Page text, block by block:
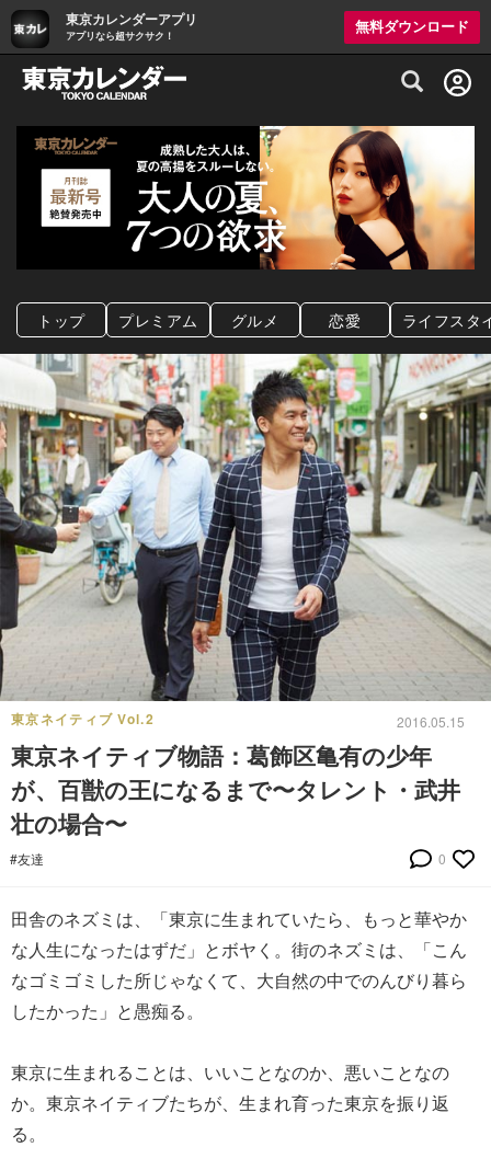
東京カレンダーアプリ
アプリなら超サクサク！
無料ダウンロード
グルメ情報・プレミアムレストラン予約
トップ プレミアム グルメ 恋愛 ライフスタ
東京ネイティブ Vol.2 2016.05.15
東京ネイティブ物語：葛飾区亀有の少年
が、百獣の王になるまで〜タレント・武井
壮の場合〜
#友達 0
田舎のネズミは、「東京に生まれていたら、もっと華やか
な人生になったはずだ」とボヤく。街のネズミは、「こん
なゴミゴミした所じゃなくて、大自然の中でのんびり暮ら
したかった」と愚痴る。
東京に生まれることは、いいことなのか、悪いことなの
か。東京ネイティブたちが、生まれ育った東京を振り返
る。